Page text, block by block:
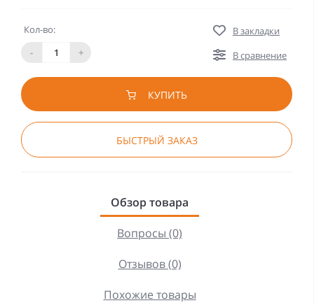
Кол-во:
-
+
В закладки
В сравнение
КУПИТЬ
БЫСТРЫЙ ЗАКАЗ
Обзор товара
Вопросы (0)
Отзывов (0)
Похожие товары